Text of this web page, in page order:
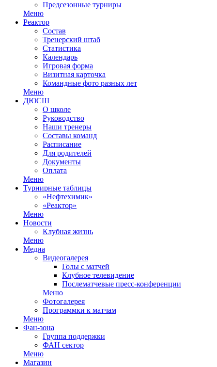
Предсезонные турниры
Меню
Реактор
Состав
Тренерский штаб
Статистика
Календарь
Игровая форма
Визитная карточка
Командные фото разных лет
Меню
ДЮСШ
О школе
Руководство
Наши тренеры
Составы команд
Расписание
Для родителей
Документы
Оплата
Меню
Турнирные таблицы
«Нефтехимик»
«Реактор»
Меню
Новости
Клубная жизнь
Меню
Медиа
Видеогалерея
Голы с матчей
Клубное телевидение
Послематчевые пресс-конференции
Меню
Фотогалерея
Программки к матчам
Меню
Фан-зона
Группа поддержки
ФАН сектор
Меню
Магазин